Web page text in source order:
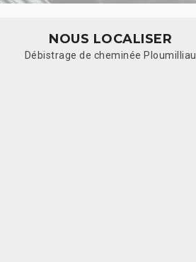
NOUS LOCALISER
Débistrage de cheminée Ploumilliau